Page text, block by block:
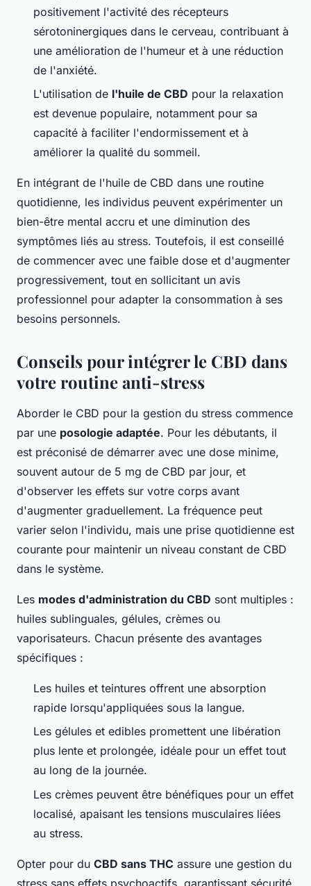
positivement l'activité des récepteurs
sérotoninergiques dans le cerveau, contribuant à
une amélioration de l'humeur et à une réduction
de l'anxiété.
L'utilisation de l'huile de CBD pour la relaxation
est devenue populaire, notamment pour sa
capacité à faciliter l'endormissement et à
améliorer la qualité du sommeil.
En intégrant de l'huile de CBD dans une routine
quotidienne, les individus peuvent expérimenter un
bien-être mental accru et une diminution des
symptômes liés au stress. Toutefois, il est conseillé
de commencer avec une faible dose et d'augmenter
progressivement, tout en sollicitant un avis
professionnel pour adapter la consommation à ses
besoins personnels.
Conseils pour intégrer le CBD dans
votre routine anti-stress
Aborder le CBD pour la gestion du stress commence
par une posologie adaptée. Pour les débutants, il
est préconisé de démarrer avec une dose minime,
souvent autour de 5 mg de CBD par jour, et
d'observer les effets sur votre corps avant
d'augmenter graduellement. La fréquence peut
varier selon l'individu, mais une prise quotidienne est
courante pour maintenir un niveau constant de CBD
dans le système.
Les modes d'administration du CBD sont multiples :
huiles sublinguales, gélules, crèmes ou
vaporisateurs. Chacun présente des avantages
spécifiques :
Les huiles et teintures offrent une absorption
rapide lorsqu'appliquées sous la langue.
Les gélules et edibles promettent une libération
plus lente et prolongée, idéale pour un effet tout
au long de la journée.
Les crèmes peuvent être bénéfiques pour un effet
localisé, apaisant les tensions musculaires liées
au stress.
Opter pour du CBD sans THC assure une gestion du
stress sans effets psychoactifs, garantissant sécurité